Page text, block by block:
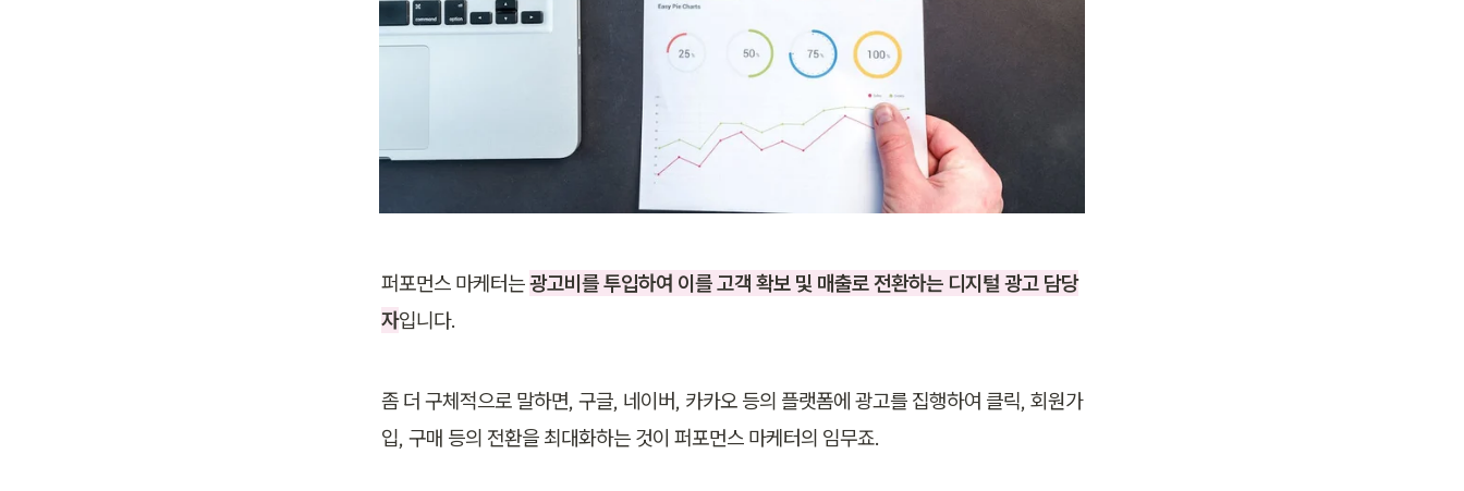
퍼포먼스 마케터는 광고비를 투입하여 이를 고객 확보 및 매출로 전환하는 디지털 광고 담당
자입니다.
좀 더 구체적으로 말하면, 구글, 네이버, 카카오 등의 플랫폼에 광고를 집행하여 클릭, 회원가
입, 구매 등의 전환을 최대화하는 것이 퍼포먼스 마케터의 임무죠.